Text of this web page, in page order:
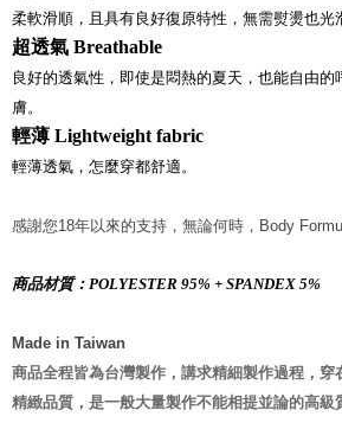
柔軟滑順，且具有良好復原特性，無需熨燙也光
超透氣 Breathable
良好的透氣性，即使是悶熱的夏天，也能自由的
膚。
輕薄 Lightweight fabric
輕薄透氣，怎麼穿都舒適。
感謝您18年以來的支持，無論何時， Body
商品材質：POLYESTER 95% + SPANDEX 5%
Made in Taiwan
商品全程皆為台灣製作，講求精細製作過程，
精緻品質，是一般大量製作不能相提並論的高級